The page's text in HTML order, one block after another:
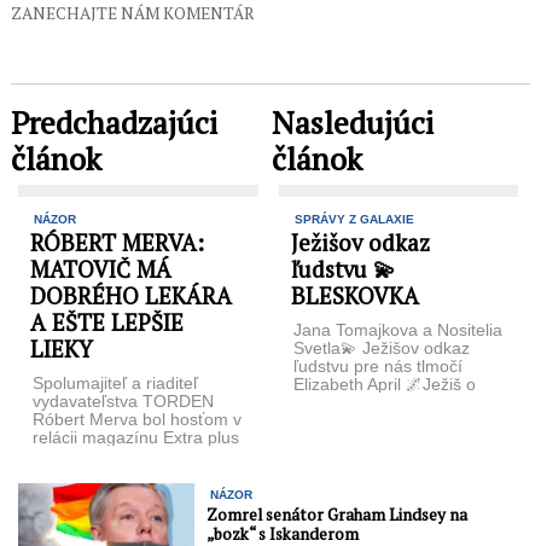
ZANECHAJTE NÁM KOMENTÁR
Predchadzajúci
článok
NÁZOR
RÓBERT MERVA:
MATOVIČ MÁ
DOBRÉHO LEKÁRA
A EŠTE LEPŠIE
LIEKY
Spolumajiteľ a riaditeľ
vydavateľstva TORDEN
Róbert Merva bol hosťom v
relácii magazínu Extra plus
...
Nasledujúci
článok
SPRÁVY Z GALAXIE
Ježišov odkaz
ľudstvu 💫
BLESKOVKA
Jana Tomajkova a Nositelia
Svetla💫 Ježišov odkaz
ľudstvu pre nás tlmočí
Elizabeth April 🌌Ježiš o
NÁZOR
Zomrel senátor Graham Lindsey na
„bozk“ s Iskanderom